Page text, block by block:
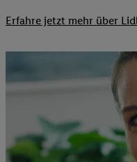
Erfahre jetzt mehr über